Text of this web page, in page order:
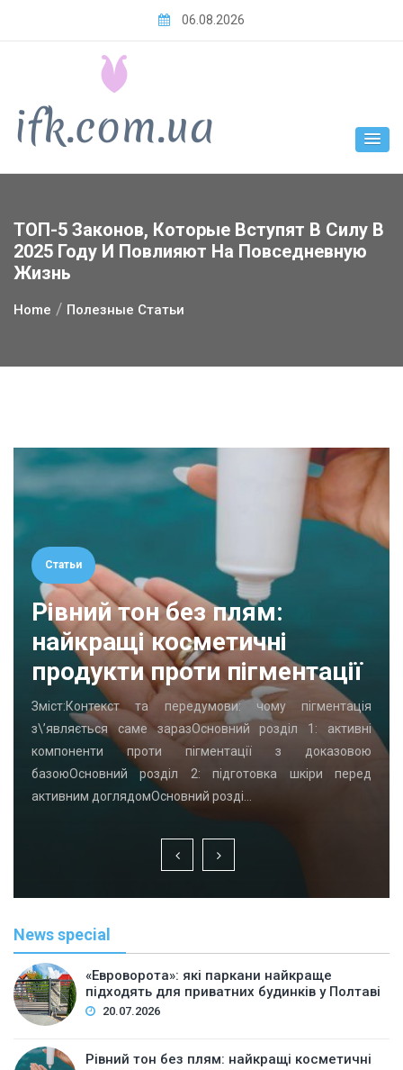
06.08.2026
ТОП-5 Законов, Которые Вступят В Силу В
2025 Году И Повлияют На Повседневную
Жизнь
Home Полезные Статьи
Статьи
Рівний тон без плям:
найкращі косметичні
продукти проти пігментації
Зміст:Контекст та передумови: чому пігментація
з\’являється саме заразОсновний розділ 1: активні
компоненти проти пігментації з доказовою
базоюОсновний розділ 2: підготовка шкіри перед
активним доглядомОсновний розді…
News special
«Евроворота»: які паркани найкраще
підходять для приватних будинків у Полтаві
20.07.2026
Рівний тон без плям: найкращі косметичні